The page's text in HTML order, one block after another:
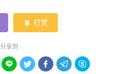
 打赏
分享到
    